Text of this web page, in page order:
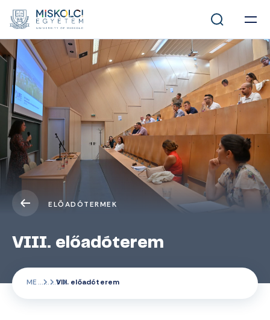
ELŐADÓTERMEK
VIII. előadóterem
ME VIII. előadóterem